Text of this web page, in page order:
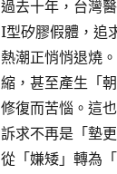
過去十年，台灣
I型矽膠假體，追
熱潮正悄悄退燒
縮，甚至產生「
修復而苦惱。這
訴求不再是「墊
從「嫌矮」轉為